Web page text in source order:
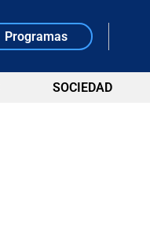
Programas
SOCIEDAD